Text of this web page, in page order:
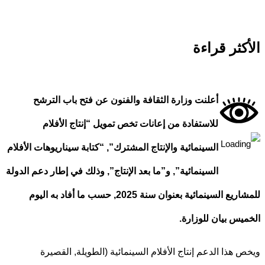
قراءة
أعلنت وزارة الثقافة والفنون عن فتح باب الترشح
للاستفادة من إعانات تخص تمويل “إنتاج الأفلام
السينمائية والإنتاج المشترك”, “كتابة سيناريوهات الأفلام
السينمائية”, و”ما بعد الإنتاج”, وذلك في إطار دعم الدولة
للمشاريع السينمائية بعنوان سنة 2025, حسب ما أفاد به اليوم
بيان للوزارة.
هذا الدعم إنتاج الأفلام السينمائية (الطويلة, القصيرة